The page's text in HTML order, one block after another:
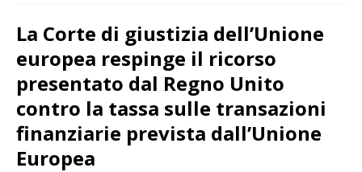
La Corte di giustizia dell’Unione
europea respinge il ricorso
presentato dal Regno Unito
contro la tassa sulle transazioni
finanziarie prevista dall’Unione
Europea